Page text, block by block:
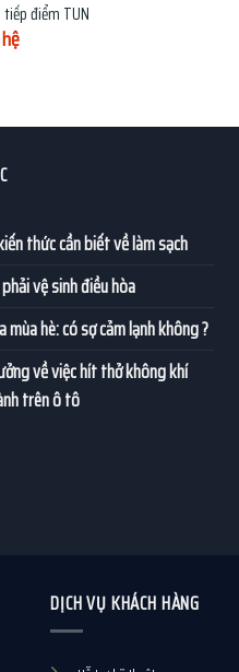
điểm TUNAP 375
thức cần biết về làm sạch
vệ sinh điều hòa
mùa hè: có sợ cảm lạnh không ?
về việc hít thở không khí
trên ô tô
DỊCH VỤ KHÁCH HÀNG